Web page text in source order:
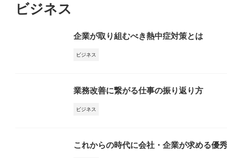
ビジネス
企業が取り組むべき熱中症対策とは
ビジネス
業務改善に繋がる仕事の振り返り方
ビジネス
これからの時代に会社・企業が求める優